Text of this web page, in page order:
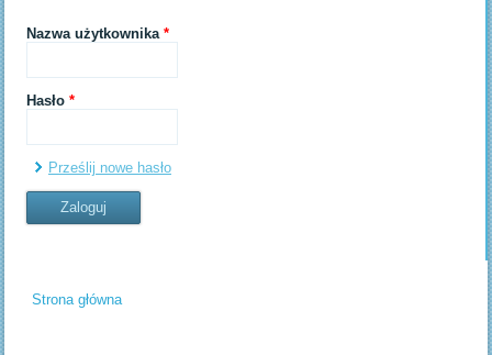
Nazwa użytkownika*
Hasło*
Prześlij nowe hasło
Jesteś tutaj
Strona główna